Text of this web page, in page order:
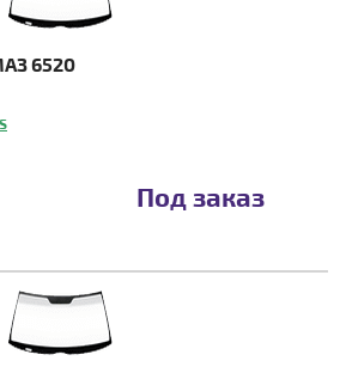
6520
Под заказ